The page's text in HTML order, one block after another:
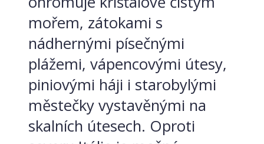
mořem, zátokami s
nádhernými písečnými
plážemi, vápencovými útesy,
piniovými háji i starobylými
městečky vystavěnými na
skalních útesech. Oproti